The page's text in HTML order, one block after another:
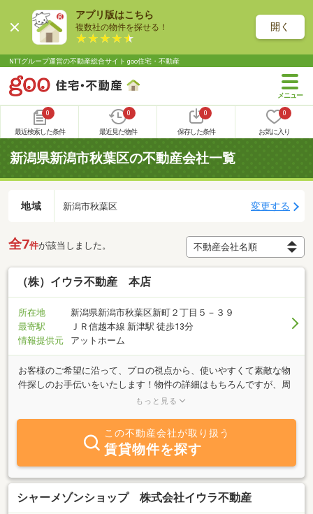
アプリ版はこちら
複数社の物件を探せる！ 開く
NTTグループ運営の不動産総合サイト goo住宅・不動産
0
最近検索した条件
0
最近見た物件
0
保存した条件
0
お気に入り
新潟県新潟市秋葉区の不動産会社一覧
地域 新潟市秋葉区 変更する
全7件が該当しました。
（株）イウラ不動産 本店
所在地
新潟県新潟市秋葉区新町２丁目５－３９
最寄駅
ＪＲ信越本線 新津駅 徒歩13分
情報提供元
アットホーム
お客様のご希望に沿って、プロの視点から、使いやすくて素敵な物
件探しのお手伝いをいたします！物件の詳細はもちろんですが、周
辺環境や住んでからも役立つ情報や秋葉区の良い所を色々お伝えし
との出会いに近いと思います。「この物件は♪」とピンと来たら、
是非実際に内見してみてください！見ないとわからない発見がきっ
もっと見る
この不動産会社が取り扱う
賃貸物件を探す
シャーメゾンショップ 株式会社イウラ不動産